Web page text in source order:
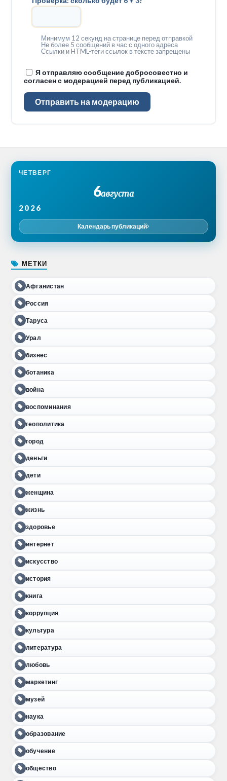
Минимум 12 секунд на странице перед отправкой
Не более 5 сообщений в час с одного адреса
Ссылки и HTML-теги ссылок в тексте запрещены
Я отправляю сообщение добросовестно и
согласен с модерацией перед публикацией.
Отправить на модерацию
ЧЕТВЕРГ
6августа
2026
Календарь публикаций
МЕТКИ
Афганистан
Россия
Таруса
Урал
бизнес
ботаника
война
воспоминания
геополитика
город
деньги
дети
женщина
жизнь
здоровье
интернет
искусство
история
книга
коррупция
культура
литература
любовь
маркетинг
музей
наука
образование
обучение
общество